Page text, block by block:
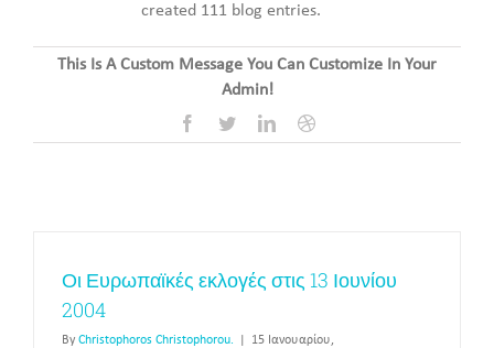
created 111 blog entries.
This Is A Custom Message You Can Customize In Your
Admin!
Facebook
TwitterLinkedInDribbble
Οι Ευρωπαϊκές εκλογές στις 13 Ιουνίου
2004
By Christophoros Christophorou.
15 Ιανουαρίου,